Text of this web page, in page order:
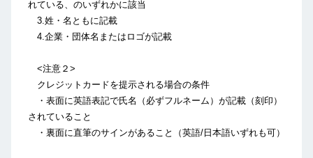
れている、のいずれかに該当
3.姓・名ともに記載
4.企業・団体名またはロゴが記載
<注意２>
クレジットカードを提示される場合の条件
・表面に英語表記で氏名（必ずフルネーム）が記載（刻印）
されていること
・裏面に直筆のサインがあること（英語/日本語いずれも可）